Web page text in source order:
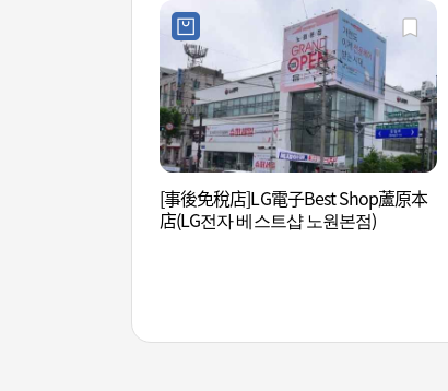
[事後免稅店]LG電子Best Shop蘆原本
店(LG전자 베스트샵 노원본점)